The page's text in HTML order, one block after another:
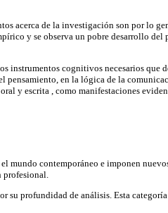
acerca de la investigación son por lo
y se observa un pobre desarrollo
cognitivos necesarios que
en la lógica de la
y escrita , como manifestaciones
contemporáneo e imponen
profesional.
profundidad de análisis. Esta